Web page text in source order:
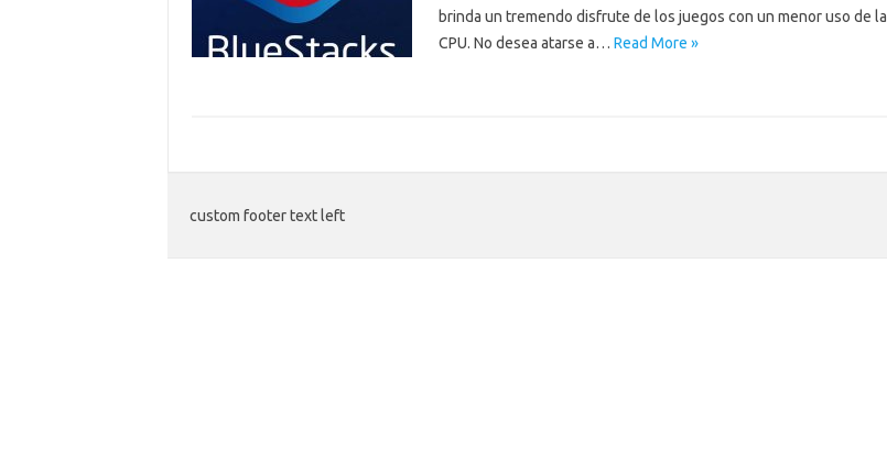
brinda un tremendo disfrute de los juegos con un menor uso de la
CPU. No desea atarse a… Read More »
custom footer text left